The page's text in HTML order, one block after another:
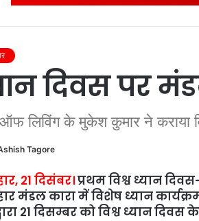
दिवस पर
लिविंग के मुकेश कुमार ने कराया
Tagore
21 दिसंबर।प्रथम विश्व ध्यान
मंडल कारा में विशेष ध्यान
21 दिसम्बर को विश्व ध्यान